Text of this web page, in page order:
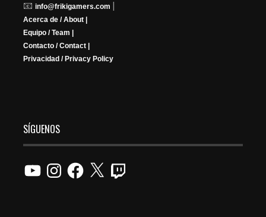
📧 info@frikigamers.com |
Acerca de / About |
Equipo / Team |
Contacto / Contact |
Privacidad / Privacy Policy
SÍGUENOS
YouTubeInstagramFacebook
X Twitch